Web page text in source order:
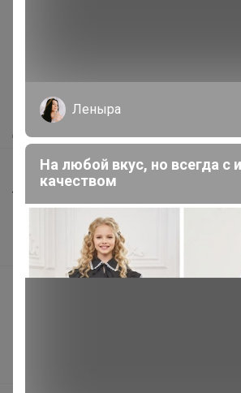
Как сделать заказ?
Как получить?
Доставка
Шоурумы
Торговые марки
Наша команда
Леныра
На любой вкус, но всегда с
качеством